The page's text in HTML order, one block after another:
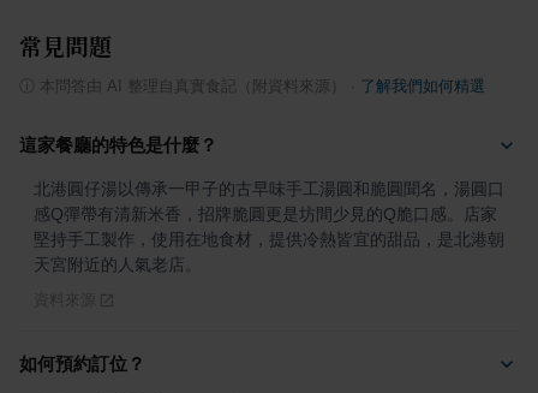
常見問題
本問答由 AI 整理自真實食記（附資料來源） 了解我們如何精選
這家餐廳的特色是什麼？
北港圓仔湯以傳承一甲子的古早味手工湯圓和脆圓聞名，湯圓口
感Q彈帶有清新米香，招牌脆圓更是坊間少見的Q脆口感。店家
堅持手工製作，使用在地食材，提供冷熱皆宜的甜品，是北港朝
天宮附近的人氣老店。
如何預約訂位？